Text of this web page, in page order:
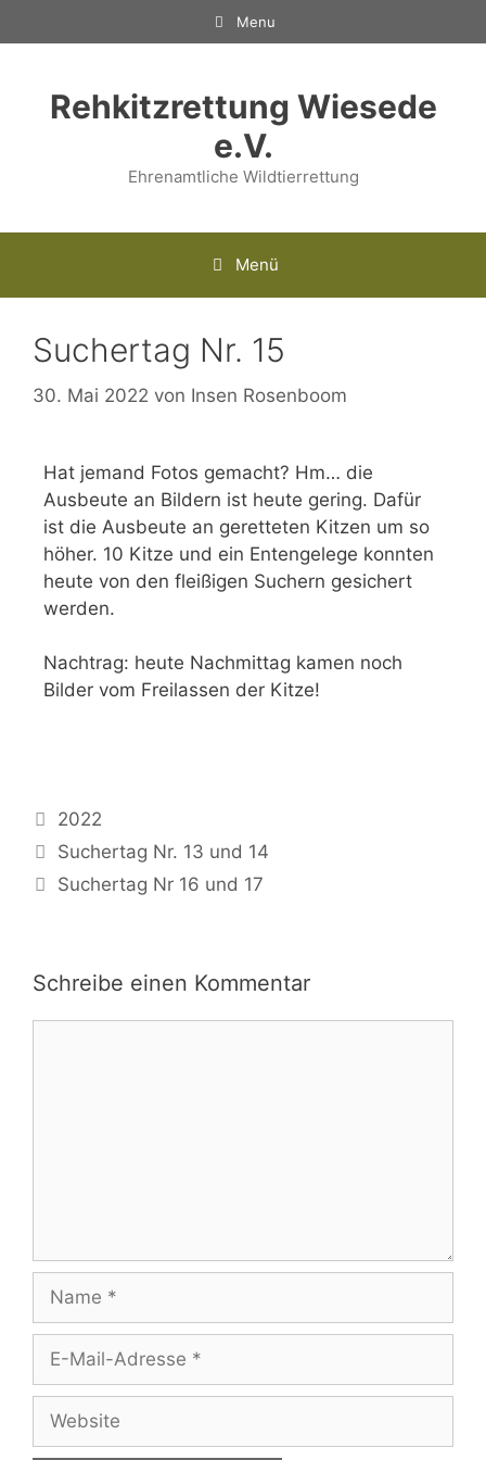
Menu
Rehkitzrettung Wiesede
e.V.
Ehrenamtliche Wildtierrettung
Menü
Suchertag Nr. 15
30. Mai 2022 von Insen Rosenboom
Hat jemand Fotos gemacht? Hm… die
Ausbeute an Bildern ist heute gering. Dafür
ist die Ausbeute an geretteten Kitzen um so
höher. 10 Kitze und ein Entengelege konnten
heute von den fleißigen Suchern gesichert
werden.
Nachtrag: heute Nachmittag kamen noch
Bilder vom Freilassen der Kitze!
2022
Suchertag Nr. 13 und 14
Suchertag Nr 16 und 17
Schreibe einen Kommentar